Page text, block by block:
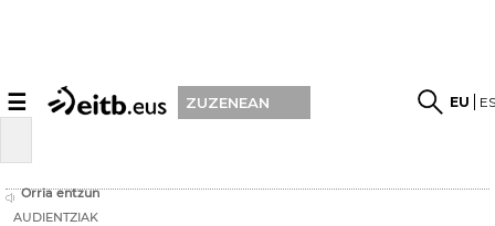
☰ ZUZENEAN EU
Orria entzun
AUDIENTZIAK